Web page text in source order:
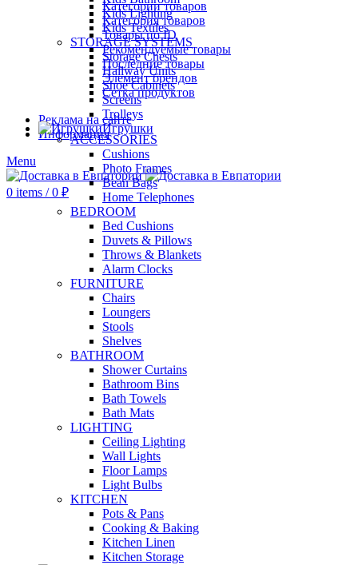
Категории товаров
Категория товаров
Товары по ID
Рекомендуемые товары
Последние товары
Элемент брендов
Сетка продуктов
Реклама на сайте
Информация
Menu
0 items / 0 ₽
Kids Lighting
Kids Textiles
STORAGE SYSTEMS
Storage Chests
Hallway Units
Shoe Cabinets
Screens
Trolleys
Игрушки
ACCESSORIES
Cushions
Photo Frames
Bean Bags
Home Telephones
BEDROOM
Bed Cushions
Duvets & Pillows
Throws & Blankets
Alarm Clocks
FURNITURE
Chairs
Loungers
Stools
Shelves
BATHROOM
Shower Curtains
Bathroom Bins
Bath Towels
Bath Mats
LIGHTING
Ceiling Lighting
Wall Lights
Floor Lamps
Light Bulbs
KITCHEN
Pots & Pans
Cooking & Baking
Kitchen Linen
Kitchen Storage